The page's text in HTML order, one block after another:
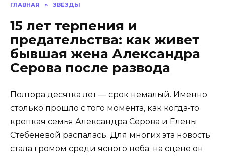
ГЛАВНАЯ » ЗВЁЗДЫ
15 лет терпения и
предательства: как живет
бывшая жена Александра
Серова после развода
Полтора десятка лет — срок немалый. Именно
столько прошло с того момента, как когда-то
крепкая семья Александра Серова и Елены
Стебеневой распалась. Для многих эта новость
стала громом среди ясного неба: на сцене он